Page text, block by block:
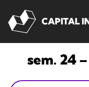
Aller
CAPITAL
sem. 24